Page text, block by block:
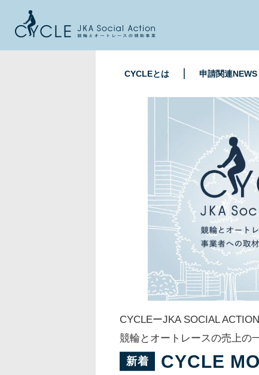
CYCLEとは 申請関連NEWS
CYCLEーJKA SOCIAL
競輪とオートレースの売上の
CYCLE